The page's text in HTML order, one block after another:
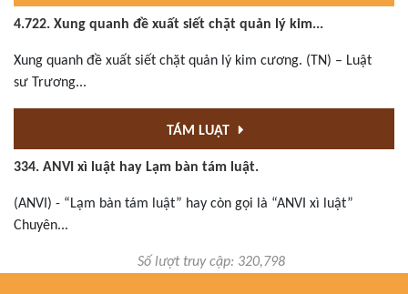
4.722. Xung quanh đề xuất siết chặt quản lý kim...
Xung quanh đề xuất siết chặt quản lý kim cương. (TN) – Luật
sư Trương...
TÁM LUẬT
334. ANVI xì luật hay Lạm bàn tám luật.
(ANVI) - “Lạm bàn tám luật” hay còn gọi là “ANVI xì luật”
Chuyên...
Số lượt truy cập: 320,798